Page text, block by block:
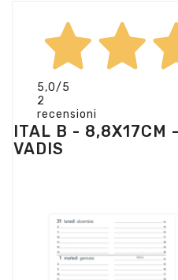
5,0/5
2
recensioni
ITAL B - 8,8X17CM
VADIS